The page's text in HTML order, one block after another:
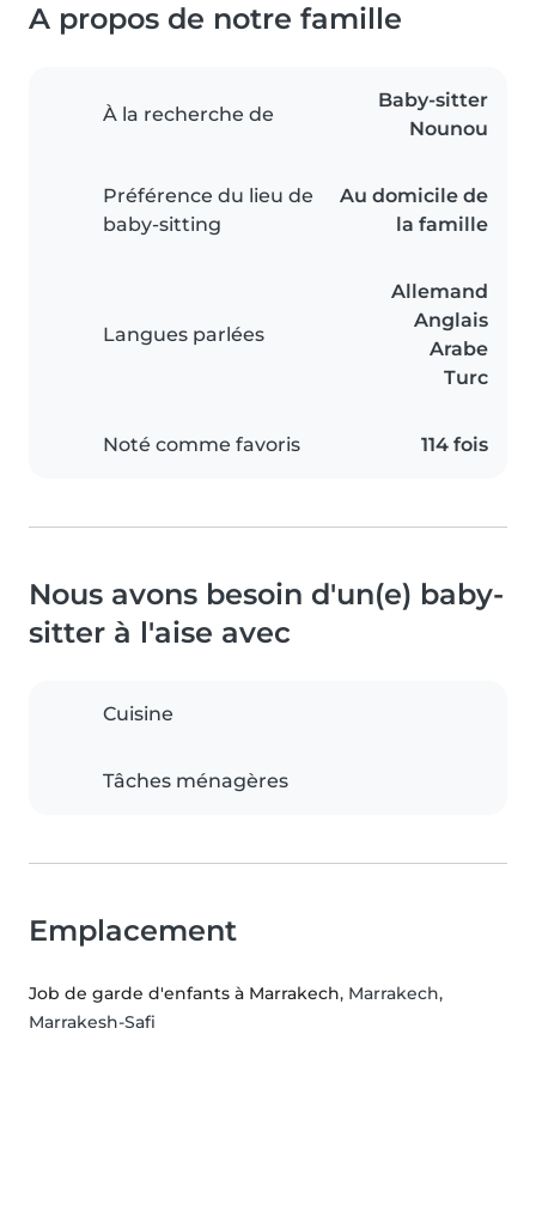
A propos de notre famille
À la recherche de
Baby-sitter
Nounou
Préférence du lieu de
baby-sitting
Au domicile de
la famille
Langues parlées
Allemand
Anglais
Arabe
Turc
Noté comme favoris 114 fois
Nous avons besoin d'un(e) baby-
sitter à l'aise avec
Cuisine
Tâches ménagères
Emplacement
Job de garde d'enfants à Marrakech, Marrakech,
Marrakesh-Safi